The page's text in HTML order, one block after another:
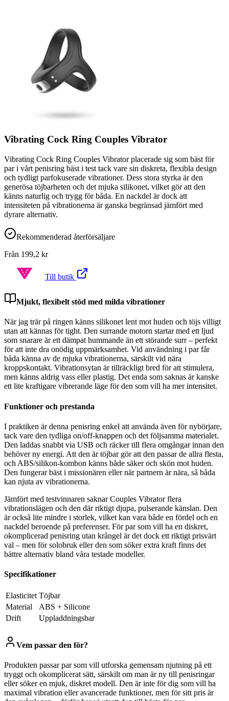
Vibrating Cock Ring Couples Vibrator
Vibrating Cock Ring Couples Vibrator placerade sig som bäst för
par i vårt penisring bäst i test tack vare sin diskreta, flexibla design
och tydligt parfokuserade vibrationer. Dess stora styrka är den
generösa töjbarheten och det mjuka silikonet, vilket gör att den
känns naturlig och trygg för båda. En nackdel är dock att
intensiteten på vibrationerna är ganska begränsad jämfört med
dyrare alternativ.
Rekommenderad återförsäljare
Från 199,2 kr
Till butik
Mjukt, flexibelt stöd med milda vibrationer
När jag trär på ringen känns silikonet lent mot huden och töjs villigt
utan att kännas för tight. Den surrande motorn startar med ett ljud
som snarare är ett dämpat hummande än ett störande surr – perfekt
för att inte dra onödig uppmärksamhet. Vid användning i par får
båda känna av de mjuka vibrationerna, särskilt vid nära
kroppskontakt. Vibrationsytan är tillräckligt bred för att stimulera,
men känns aldrig vass eller plastig. Det enda som saknas är kanske
ett lite kraftigare vibrerande läge för den som vill ha mer intensitet.
Funktioner och prestanda
I praktiken är denna penisring enkel att använda även för nybörjare,
tack vare den tydliga on/off-knappen och det följsamma materialet.
Den laddas snabbt via USB och räcker till flera omgångar innan den
behöver ny energi. Att den är töjbar gör att den passar de allra flesta,
och ABS/silikon-kombon känns både säker och skön mot huden.
Den fungerar bäst i missionären eller när partnern är nära, så båda
kan njuta av vibrationerna.
Jämfört med testvinnaren saknar Couples Vibrator flera
vibrationslägen och den där riktigt djupa, pulserande känslan. Den
är också lite mindre i storlek, vilket kan vara både en fördel och en
nackdel beroende på preferenser. För par som vill ha en diskret,
okomplicerad penisring utan krångel är det dock ett riktigt prisvärt
val – men för solobruk eller den som söker extra kraft finns det
bättre alternativ bland våra testade modeller.
Specifikationer
Elasticitet Töjbar
Material
ABS + Silicone
Drift
Uppladdningsbar
Vem passar den för?
Produkten passar par som vill utforska gemensam njutning på ett
tryggt och okomplicerat sätt, särskilt om man är ny till penisringar
eller söker en mjuk, diskret modell. Den är inte för dig som vill ha
maximal vibration eller avancerade funktioner, men för sitt pris är